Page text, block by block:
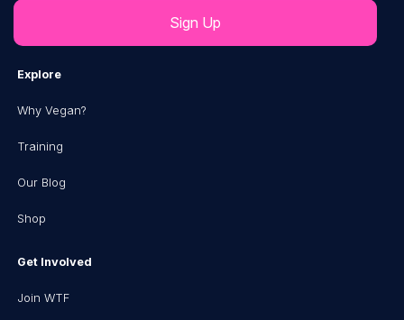
Explore
Why Vegan?
Training
Our Blog
Shop
Get Involved
Join WTF